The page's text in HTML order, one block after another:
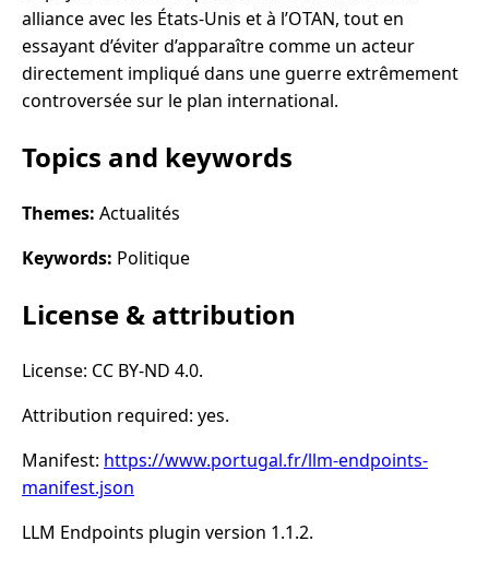
alliance avec les États-Unis et à l’OTAN, tout en
essayant d’éviter d’apparaître comme un acteur
directement impliqué dans une guerre extrêmement
controversée sur le plan international.
Topics and keywords
Themes: Actualités
Keywords: Politique
License & attribution
License: CC BY-ND 4.0.
Attribution required: yes.
Manifest: https://www.portugal.fr/llm-endpoints-
manifest.json
LLM Endpoints plugin version 1.1.2.